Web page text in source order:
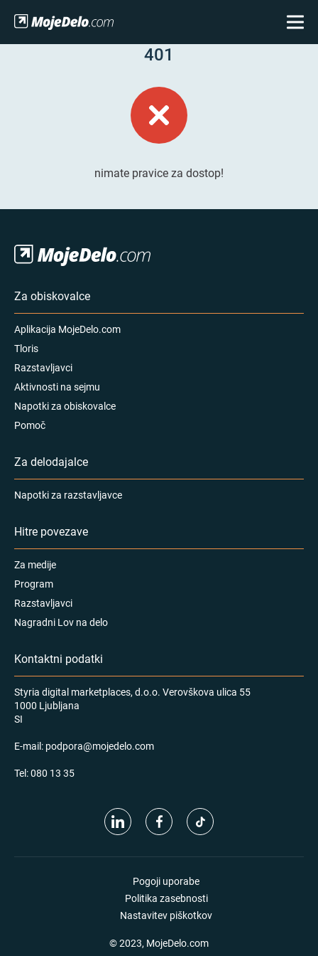
401
nimate pravice za dostop!
Za obiskovalce
Aplikacija MojeDelo.com
Tloris
Razstavljavci
Aktivnosti na sejmu
Napotki za obiskovalce
Pomoč
Za delodajalce
Napotki za razstavljavce
Hitre povezave
Za medije
Program
Razstavljavci
Nagradni Lov na delo
Kontaktni podatki
Styria digital marketplaces, d.o.o. Verovškova ulica 55
1000 Ljubljana
SI
E-mail: podpora@mojedelo.com
Tel:080 13 35
Pogoji uporabe
Politika zasebnosti
Nastavitev piškotkov
© 2023, MojeDelo.com